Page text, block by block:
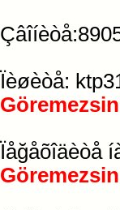
Ïèøèòå:
Ïåğåõîäèòå